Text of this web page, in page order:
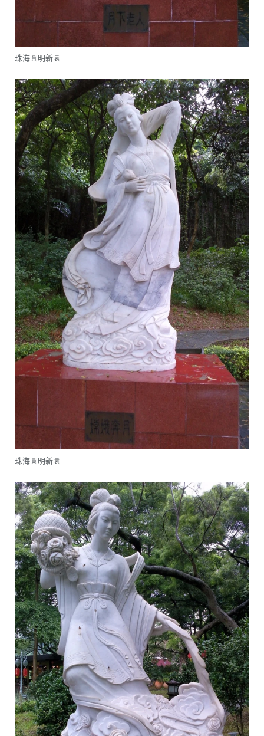
珠海圓明新園
珠海圓明新園